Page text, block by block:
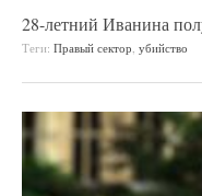
28-летний Иванина
Теги: Правый сектор убийство